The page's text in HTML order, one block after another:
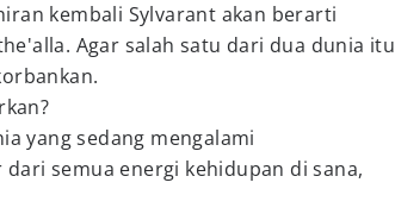
kembali Sylvarant akan berarti
Agar salah satu dari dua dunia itu
yang sedang mengalami
dari semua energi kehidupan di sana,